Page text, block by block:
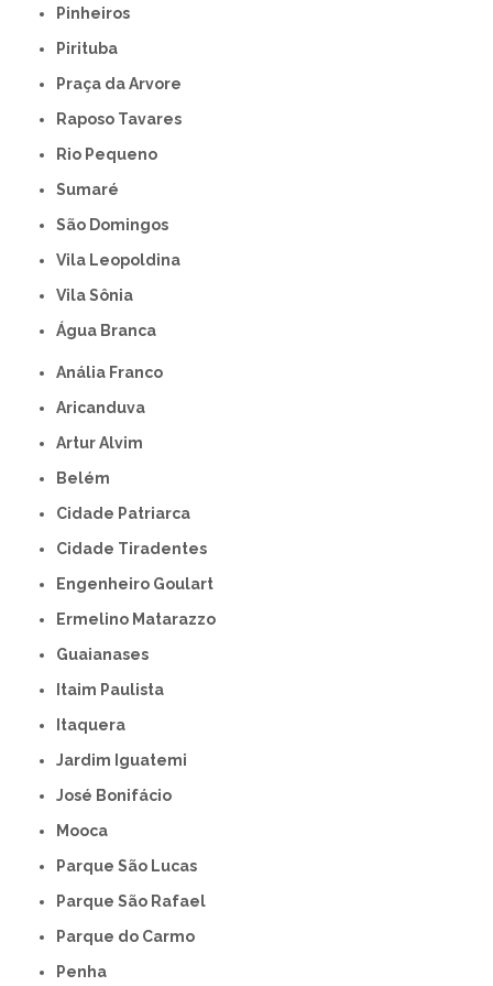
Pinheiros
Pirituba
Praça da Arvore
Raposo Tavares
Rio Pequeno
Sumaré
São Domingos
Vila Leopoldina
Vila Sônia
Água Branca
Anália Franco
Aricanduva
Artur Alvim
Belém
Cidade Patriarca
Cidade Tiradentes
Engenheiro Goulart
Ermelino Matarazzo
Guaianases
Itaim Paulista
Itaquera
Jardim Iguatemi
José Bonifácio
Mooca
Parque São Lucas
Parque São Rafael
Parque do Carmo
Penha